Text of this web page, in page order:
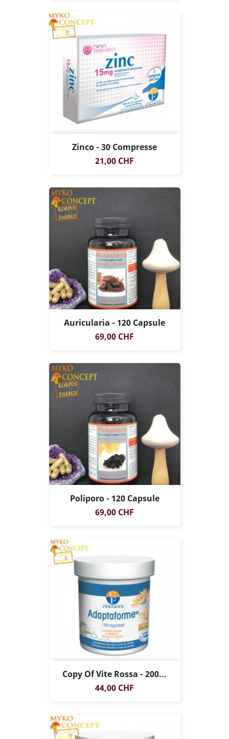
Zinco - 30 Compresse
Prezzo
21,00 CHF
Auricularia - 120 Capsule
Prezzo
69,00 CHF
Poliporo - 120 Capsule
Prezzo
69,00 CHF
Copy Of Vite Rossa - 200...
Prezzo
44,00 CHF